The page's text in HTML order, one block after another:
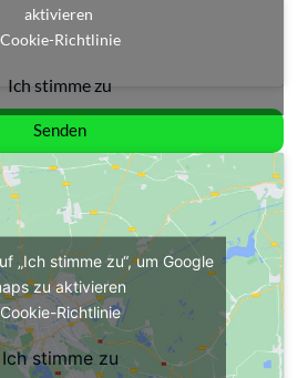
aktivieren
Cookie-Richtlinie
Ich stimme zu
Senden
„Ich stimme zu“, um Google
zu aktivieren
Cookie-Richtlinie
Ich stimme zu